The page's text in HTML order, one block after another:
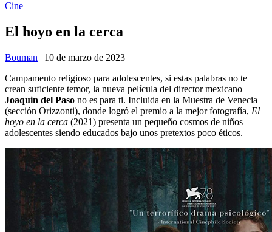
Cine
El hoyo en la cerca
Bouman | 10 de marzo de 2023
Campamento religioso para adolescentes, si estas palabras no te
crean suficiente temor, la nueva película del director mexicano
Joaquin del Paso no es para ti. Incluida en la Muestra de Venecia
(sección Orizzonti), donde logró el premio a la mejor fotografía, El
hoyo en la cerca (2021) presenta un pequeño cosmos de niños
adolescentes siendo educados bajo unos pretextos poco éticos.